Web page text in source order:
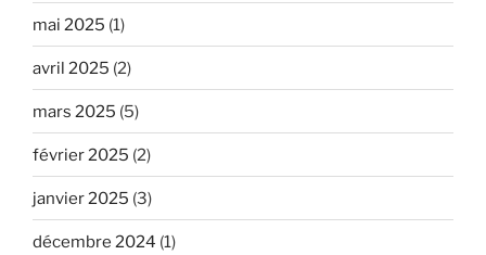
mai 2025 (1)
avril 2025 (2)
mars 2025 (5)
février 2025 (2)
janvier 2025 (3)
décembre 2024 (1)